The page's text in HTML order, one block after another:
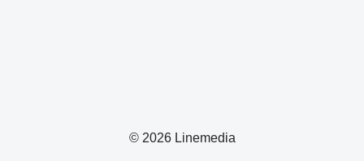
© 2026 Linemedia